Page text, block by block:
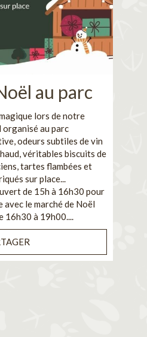
au parc
lors de notre
au parc
odeurs subtiles de vin
véritables biscuits de
tartes flambées et
sur place...
de 15h à 16h30 pour
le marché de Noël
16h30 à 19h00....